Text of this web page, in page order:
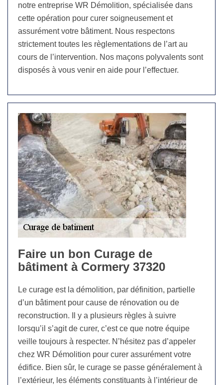
notre entreprise WR Démolition, spécialisée dans
cette opération pour curer soigneusement et
assurément votre bâtiment. Nous respectons
strictement toutes les règlementations de l’art au
cours de l’intervention. Nos maçons polyvalents sont
disposés à vous venir en aide pour l’effectuer.
Faire un bon Curage de
bâtiment à Cormery 37320
Le curage est la démolition, par définition, partielle
d’un bâtiment pour cause de rénovation ou de
reconstruction. Il y a plusieurs règles à suivre
lorsqu’il s’agit de curer, c’est ce que notre équipe
veille toujours à respecter. N’hésitez pas d’appeler
chez WR Démolition pour curer assurément votre
édifice. Bien sûr, le curage se passe généralement à
l’extérieur, les éléments constituants à l’intérieur de